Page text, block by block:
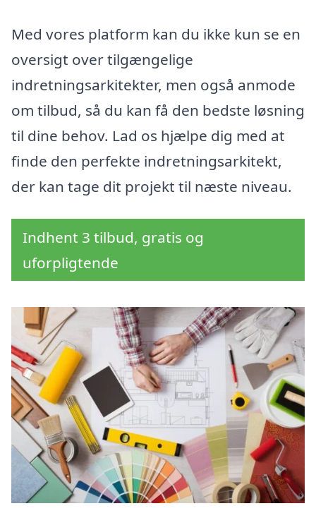
Med vores platform kan du ikke kun se en
oversigt over tilgængelige
indretningsarkitekter, men også anmode
om tilbud, så du kan få den bedste løsning
til dine behov. Lad os hjælpe dig med at
finde den perfekte indretningsarkitekt,
der kan tage dit projekt til næste niveau.
Indhent 3 tilbud, gratis og
uforpligtende